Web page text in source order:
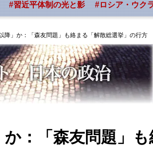
#習近平体制の光と影 #ロシア・ウク
降」か：「森友問題」も絡まる「解散総選挙」の行方
か：「森友問題」も